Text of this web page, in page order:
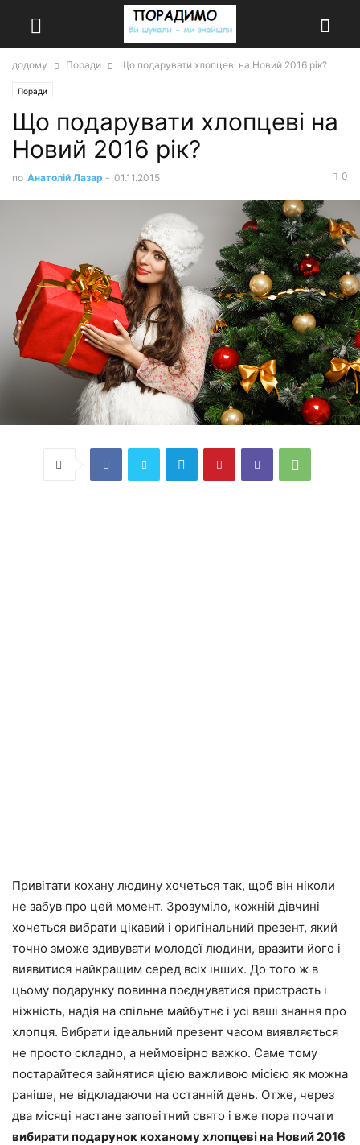
додому Поради Що подарувати хлопцеві на Новий 2016 рік?
Поради
Що подарувати хлопцеві на
Новий 2016 рік?
по Анатолій Лазар - 01.11.2015 0
Привітати кохану людину хочеться так, щоб він ніколи
не забув про цей момент. Зрозуміло, кожній дівчині
хочеться вибрати цікавий і оригінальний презент, який
точно зможе здивувати молодої людини, вразити його і
виявитися найкращим серед всіх інших. До того ж в
цьому подарунку повинна поєднуватися пристрасть і
ніжність, надія на спільне майбутнє і усі ваші знання про
хлопця. Вибрати ідеальний презент часом виявляється
не просто складно, а неймовірно важко. Саме тому
постарайтеся зайнятися цією важливою місією як можна
раніше, не відкладаючи на останній день. Отже, через
два місяці настане заповітний свято і вже пора почати
вибирати подарунок коханому хлопцеві на Новий 2016